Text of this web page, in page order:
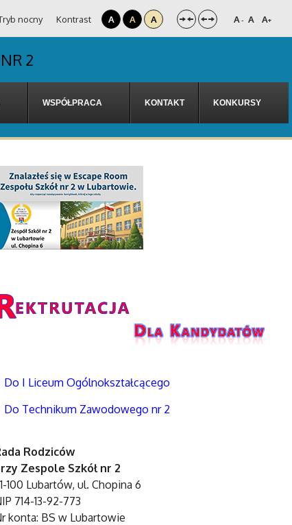
nocny Kontrast A A A A- A A+
2
WSPÓŁPRACA KONTAKT KONKURSY
Do I Liceum Ogólnokształcącego
Do Technikum Zawodowego nr 2
Rodziców
Zespole Szkół nr 2
100 Lubartów, ul. Chopina 6
714-13-92-773
konta: BS w Lubartowie